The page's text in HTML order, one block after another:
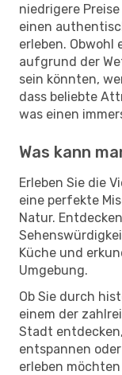
niedrigere
einen
erleben.
aufgrund der
sein könnten,
dass beliebte
was einen
Was kann
Erleben Sie die
eine perfekte
Natur.
Küche und
Umgebung.
Ob Sie durch
einem der
Stadt
entspannen
erleben